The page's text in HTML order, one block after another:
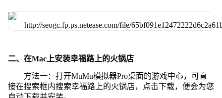
二、在Mac上安装幸福路上的火锅店
方法一：打开MuMu模拟器Pro桌面的游戏中心，可直
接在搜索框内搜索幸福路上的火锅店，点击下载，便会为您